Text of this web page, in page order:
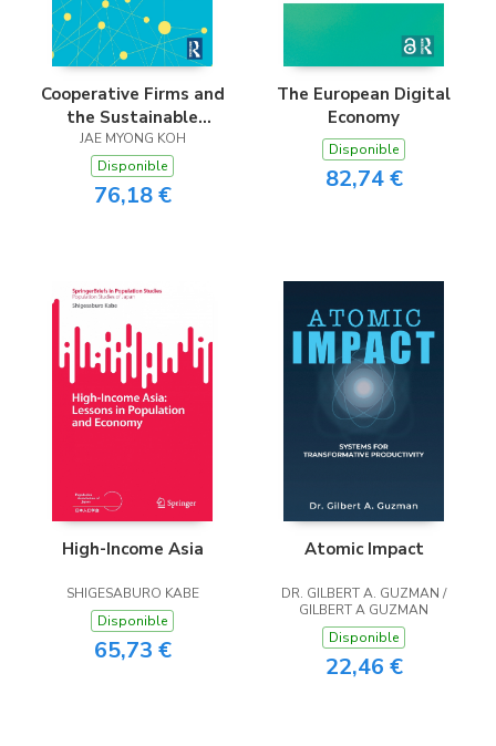
Cooperative Firms and
the Sustainable
Development Goals
JAE MYONG KOH
Disponible
76,18 €
The European Digital
Economy
Disponible
82,74 €
High-Income Asia
SHIGESABURO KABE
Disponible
65,73 €
Atomic Impact
DR. GILBERT A. GUZMAN /
GILBERT A GUZMAN
Disponible
22,46 €